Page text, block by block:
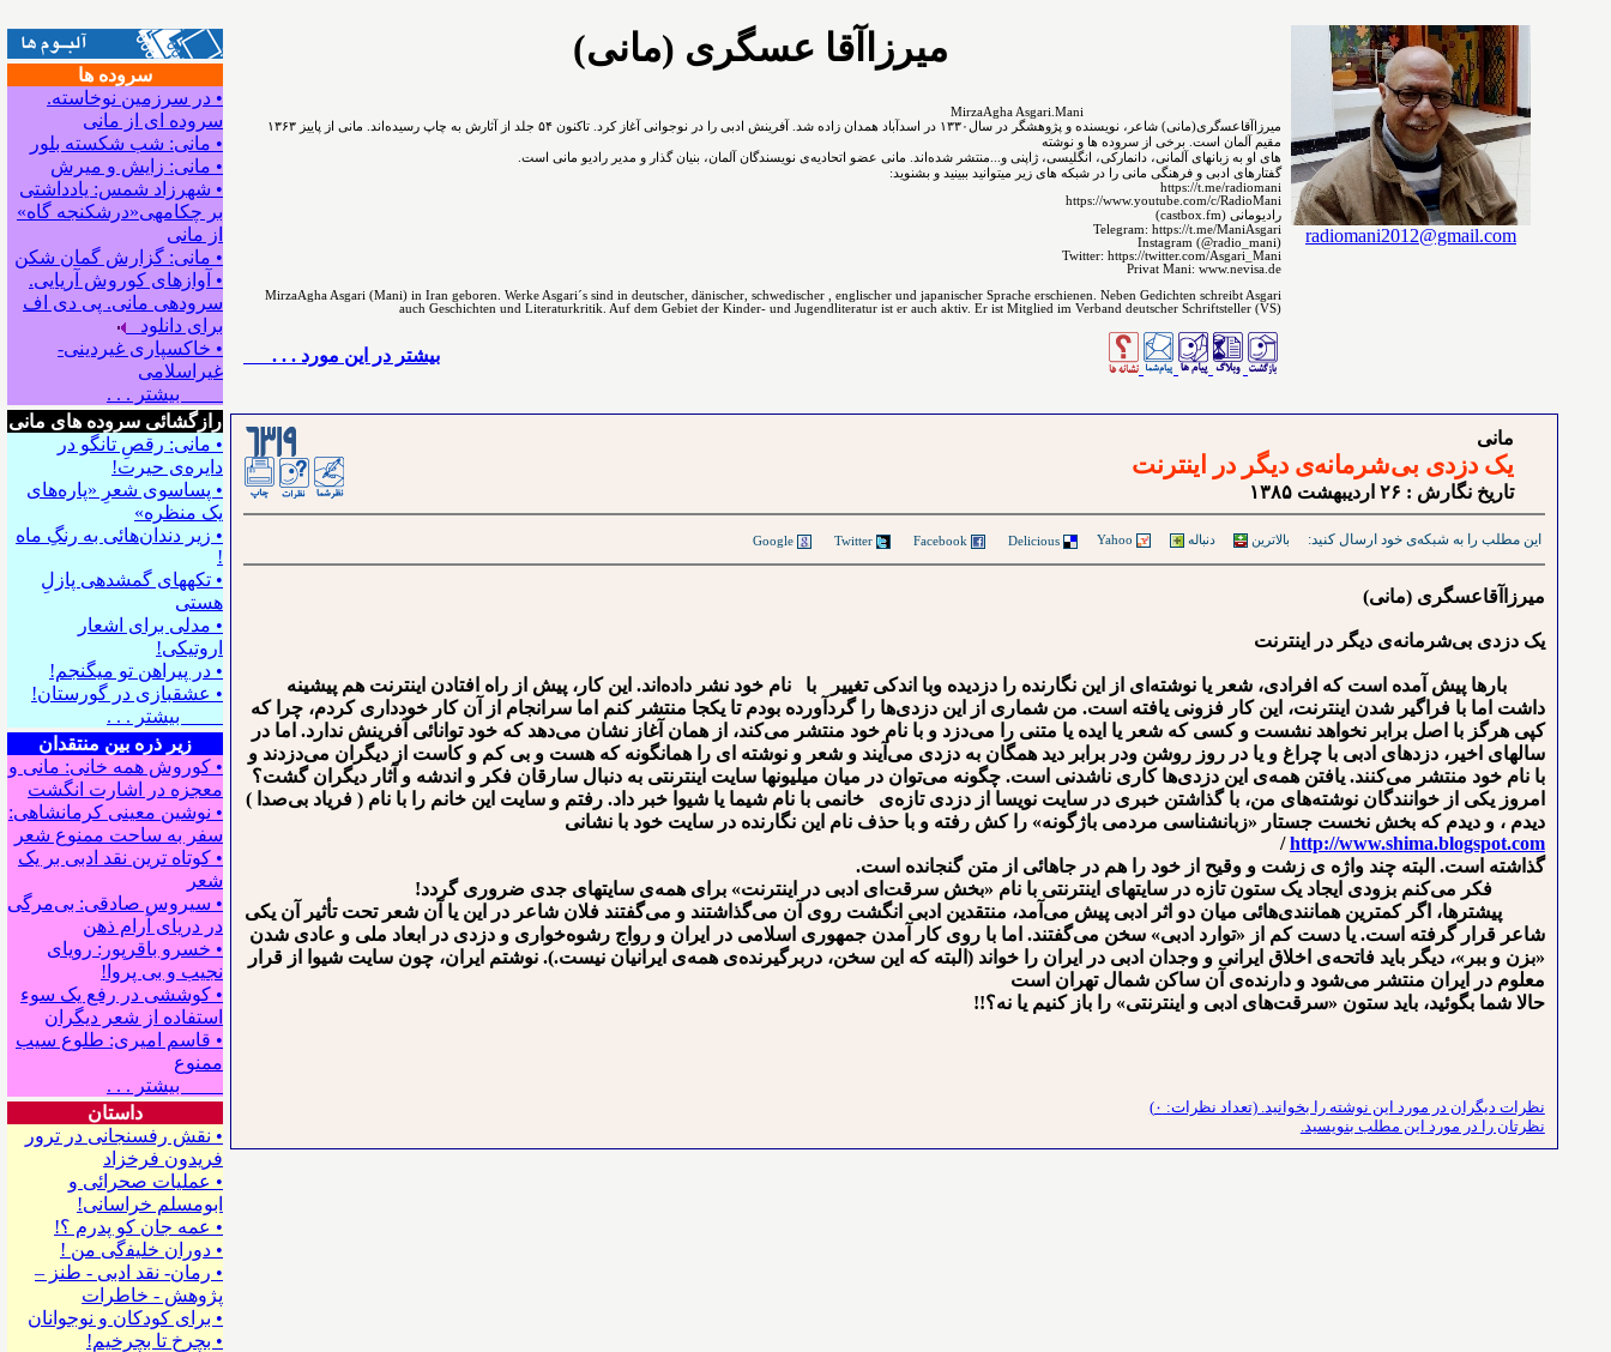
سروده ها
• در سرزمین نوخاسته.
سروده ای از مانی
• مانی: شب شکسته بلور
• مانی: زایش و میرش
• شهرزاد شمس: یادداشتی
بر چکامه‍ی«درشکنجه گاه»
از مانی
• مانی: گزارش گمان شکن
• آوازهای کوروش آریایی.
سروده‍ی مانی. پی دی اف
برای دانلود
• خاکسپاری غیردینی-
غیراسلامی
بیشتر . . .
رازگشائی سروده های مانی
• مانی: رقصِ تانگو در
دایره‌ی حیرت!
• پساسوی شعرِ «پاره‌های
یک منظره»
• زیر دندان‌هائی به رنگِ ماه
!
• تکه⁪های گمشده⁪ی پازلِ
هستی
• مدلی برای اشعار
اروتیکی!
• در پیراهن تو می⁪گنجم!
• عشقبازی در گورستان!
بیشتر . . .
زیر ذره بین منتقدان
• کوروش همه خانی: مانی و
معجزه در اشارت انگشت
• نوشین معینی کرمانشاهی:
سفر به ساحت ممنوع شعر
• کوتاه ترین نقد ادبی بر یک
شعر
• سیروس صادقی: بی‌مرگی
در دریای آرام ذهن
• خسرو باقرپور: ﺭوﻳﺎﻯ
ﻧﺠﻴﺐ ﻭ ﺑﻰ ﭘﺮﻭﺍ!
• کوششی در رفع یک سوء
استفاده از شعر دیگران
• قاسم امیری: طلوع سیب
ممنوع
بیشتر . . .
داستان
• نقش رفسنجانی در ترور
فریدون فرخزاد
• عملیات صحرائی و
ابومسلم خراسانی!
• ﻋﻤﻪ ﺟﺎﻥ ﻛﻮ ﭘﺪﺭﻡ ؟!
• ﺩﻭﺭﺍﻥ ﺧﻠﻴﻔگی ﻣﻦ !
• رمان- نقد ادبی - طنز –
پژوهش - خاطرات
• ﺑﺮﺍﻯ ﻛﻮﺩﻛﺎﻥ ﻭ ﻧﻮﺟﻮﺍﻧﺎﻥ
• بچرخ تا بچرخیم!
radiomani2012@gmail.com
میرزاآقا عسگری (مانی)
ﻣﻴﺮﺯﺍﺁﻗﺎﻋﺴگرﻯ(ﻣﺎﻧﻰ) شاعر، نویسنده و پژوهشگر ﺩﺭ ﺳﺎﻝ۱۳۳۰ در اسدآباد همدان ﺯﺍﺩﻩ ﺷﺪ. ﺁﻓﺮﻳﻨﺶ ﺍﺩﺑﻰ ﺭﺍ ﺩﺭ ﻧﻮﺟﻮﺍﻧﻰ ﺁﻏﺎﺯ ﻛﺮﺩ. ﺗﺎﻛﻨﻮﻥ ۵۴ ﺟﻠﺪ ﺍﺯ ﺁﺛﺎﺭﺵ ﺑﻪ ﭼﺎﭖ ﺭﺳﻴﺪه‌اﻧﺪ. مانی از ﭘﺎﻳﻴﺰ ۱۳۶۳
مقیم ﺁﻟﻤﺎﻥ است. برخی از سروده ⁯⁯⁯⁯ها و نوشته
های ﺍﻭ ﺑﻪ ﺯﺑﺎﻧ‌‌ﻬﺎﻯ آلمانی، دانمارکی، انگلیسی، ژاپنی و...ﻣﻨﺘﺸﺮ ﺷﺪﻩ⁯اند. مانی عضو اتحادیه‌ی نویسندگان آلمان، بنیان گذار و مدیر رادیو مانی است.
گفتارهای ادبی و فرهنگی مانی را در شبکه های زیر میتوانید ببینید و بشنوید:
https://t.me/radiomani
https://www.youtube.com/c/RadioMani
رادیومانی (castbox.fm)
Telegram: https://t.me/ManiAsgari
Instagram (@radio_mani)
Twitter: https://twitter.com/Asgari_Mani
Privat Mani: www.nevisa.de
MirzaAgha Asgari (Mani) in Iran geboren. Werke Asgari´s sind in deutscher, dänischer, schwedischer , englischer und japanischer Sprache erschienen. Neben Gedichten schreibt Asgari
auch Geschichten und Literaturkritik. Auf dem Gebiet der Kinder- und Jugendliteratur ist er auch aktiv. Er ist Mitglied im Verband deutscher Schriftsteller (VS)
بيشتر در این مورد . . .
مانی
یک دزدی بی‌شرمانه‌ی دیگر در اینترنت
تاريخ نگارش : ۲۶ ارديبهشت ۱٣٨۵
این مطلب را به شبکه‌ی خود ارسال کنید: بالاترین دنباله Delicious
Twitter
Google
میرزاآقاعسگری (مانی)
یک دزدی بی‌شرمانه‌ی دیگر در اینترنت
بارها پیش آمده است که افرادی، شعر یا نوشته‌ای از این نگارنده را دزدیده‌ وبا اندکی تغییر با نام‌ خود نشر داده‌اند. این کار، پیش از راه افتادن اینترنت هم پیشینه
داشت اما با فراگیر شدن اینترنت، این کار فزونی یافته است. من شماری از این دزدی‌ها را گردآورده بودم تا یکجا منتشر کنم اما سرانجام از آن کار خودداری کردم، چرا که
کپی هرگز با اصل برابر نخواهد نشست و کسی که شعر یا ایده یا متنی را می‌دزد و با نام خود منتشر می‌کند، از همان آغاز نشان می‌دهد که خود توانائی آفرینش ندارد. اما در
سالهای اخیر، دزدهای ادبی با چراغ و یا در روز روشن ودر برابر دید همگان به دزدی می‌آیند و شعر و نوشته ای را همانگونه که هست و بی کم و کاست از دیگران می‌دزدند و
با نام خود منتشر می‌کنند. یافتن همه‌ی این دزدی‌ها کاری ناشدنی است. چگونه می‌توان در میان میلیونها سایت اینترنتی به دنبال سارقان فکر و اندشه و آثار دیگران گشت؟
امروز یکی از خوانندگان نوشته‌های من، با گذاشتن خبری در سایت نویسا از دزدی تازه‌ی خانمی با نام شیما یا شیوا خبر داد. رفتم و سایت این خانم را با نام ( فریاد بی‌صدا )
دیدم ، و دیدم که بخش نخست جستار «زبانشناسی مردمی باژگونه» را کش رفته و با حذف نام این نگارنده در سایت خود با نشانی
http://www.shima.blogspot.com
/
گذاشته است. البته چند واژه ی زشت و وقیح از خود را هم در جاهائی از متن گنجانده است.
فکر می‌کنم بزودی ایجاد یک ستون تازه در سایتهای اینترنتی با نام «بخش سرقت‌ای ادبی در اینترنت» برای همه‌ی سایتهای جدی ضروری گردد!
پیشترها، اگر کمترین همانندی‌ها‌ئی میان دو اثر ادبی پیش می‌آمد، منتقدین ادبی انگشت روی آن می‌گذاشتند و می‌گفتند فلان شاعر در این یا آن شعر تحت تأثیر آن یکی
شاعر قرار گرفته است. یا دست کم از «توارد ادبی» سخن می‌گفتند. اما با روی کار آمدن جمهوری اسلامی در ایران و رواج رشوه‌خواری و دزدی در ابعاد ملی و عادی شدن
«بزن و ببر»، دیگر باید فاتحه‌ی اخلاق ایرانی و وجدان ادبی در ایران را خواند (البته که این سخن، دربرگیرنده‌ی همه‌ی ایرانیان نیست.). نوشتم ایران، چون سایت شیوا از قرار
معلوم در ایران منتشر می‌شود و دارنده‌ی آن ساکن شمال تهران است
حالا شما بگوئید، باید ستون «سرقت‌های ادبی و اینترنتی» را باز کنیم یا نه؟!!
نظرات دیگران در مورد این نوشته را بخوانید. (تعداد نظرات: ۰)
نظرتان را در مورد این مطلب بنویسید.